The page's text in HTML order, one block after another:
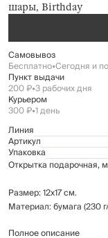
шары, Birthday
Самовывоз
Бесплатно•Сегодня и
Пункт выдачи
200 ₽•3 рабочих дня
Курьером
300 ₽•1 день
Линия
Артикул
Упаковка
Открытка подарочная,
Размер: 12х17 см.
Материал: бумага (230
Работает от двух
Полное описание